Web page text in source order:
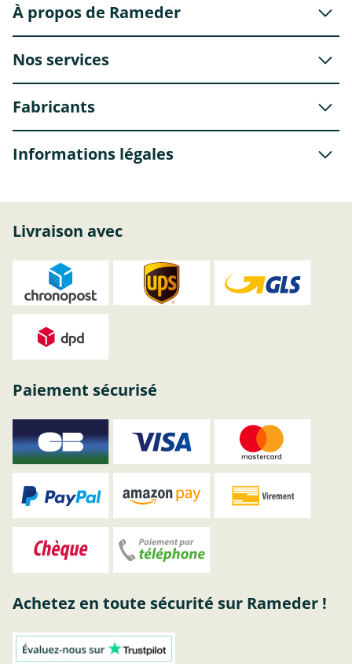
À propos de Rameder
Nos services
Fabricants
Informations légales
Livraison avec
Paiement sécurisé
Achetez en toute sécurité sur Rameder !